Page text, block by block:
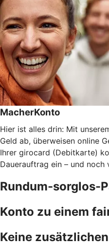
MacherKonto
Hier ist alles drin: Mit
Geld ab, überweisen online
Ihrer girocard (Debitkarte)
Dauerauftrag ein – und noch
Rundum-sorglos-
Konto zu einem
Keine